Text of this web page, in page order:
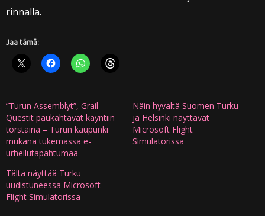
rinnalla.
Jaa tämä:
”Turun Assemblyt”, Grail
Questit paukahtavat käyntiin
torstaina – Turun kaupunki
mukana tukemassa e-
urheilutapahtumaa
Näin hyvältä Suomen Turku
ja Helsinki näyttävät
Microsoft Flight
Simulatorissa
Tältä näyttää Turku
uudistuneessa Microsoft
Flight Simulatorissa